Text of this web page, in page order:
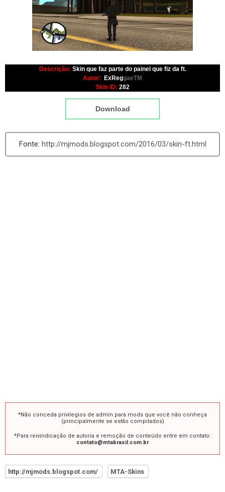
Descrição: Skin que faz parte do painel que fiz da ft.
Autor:
ExReggaeTM
Skin ID: 282
Download
http://mjmods.blogspot.com/2016/03/skin-ft.html
*Não conceda privilegios de admin para mods que você não conheça
(principalmente se estão compilados)
*Para reivindicação de autoria e remoção de conteúdo entre em contato:
contato@mtabrasil.com.br
http://mjmods.blogspot.com/ MTA-Skins